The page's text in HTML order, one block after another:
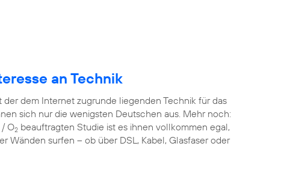
an Technik
dem Internet zugrunde liegenden Technik für das
sich nur die wenigsten Deutschen aus. Mehr noch:
O2 beauftragten Studie ist es ihnen vollkommen egal,
Wänden surfen – ob über DSL, Kabel, Glasfaser oder